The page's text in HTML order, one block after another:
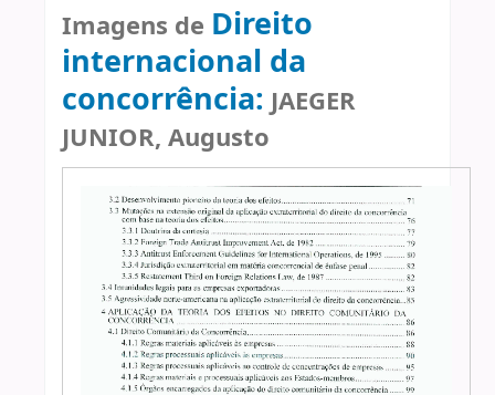
Imagens de Direito
internacional da
concorrência: JAEGER
JUNIOR, Augusto